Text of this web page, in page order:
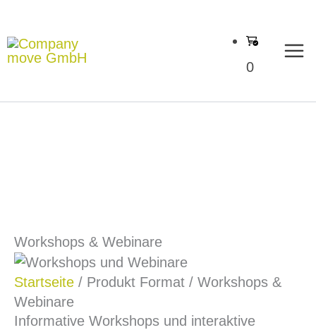
springen
0
Workshops & Webinare
Startseite / Produkt Format / Workshops &
Webinare
Informative Workshops und interaktive